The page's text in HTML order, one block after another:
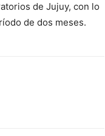
de Jujuy, con lo
de dos meses.